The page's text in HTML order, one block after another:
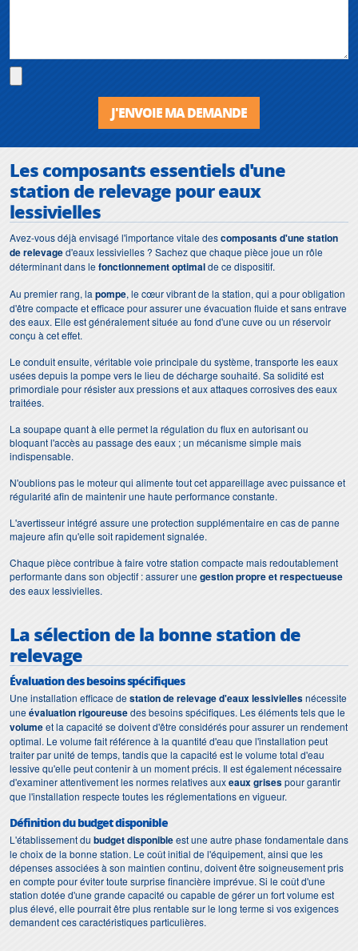
J'ENVOIE MA DEMANDE
Les composants essentiels d'une
station de relevage pour eaux
lessivielles
Avez-vous déjà envisagé l'importance vitale descomposants d'une station
de relevaged'eaux lessivielles ? Sachez que chaque pièce joue un rôle
déterminant dans lefonctionnement optimalde ce dispositif.
Au premier rang, la pompe, le cœur vibrant de la station, qui a pour obligation
d'être compacte et efficace pour assurer une évacuation fluide et sans entrave
des eaux. Elle est généralement située au fond d'une cuve ou un réservoir
conçu à cet effet.
Le conduit ensuite, véritable voie principale du système, transporte les eaux
usées depuis la pompe vers le lieu de décharge souhaité. Sa solidité est
primordiale pour résister aux pressions et aux attaques corrosives des eaux
traitées.
La soupape quant à elle permet la régulation du flux en autorisant ou
bloquant l'accès au passage des eaux ; un mécanisme simple mais
indispensable.
N'oublions pas le moteur qui alimente tout cet appareillage avec puissance et
régularité afin de maintenir une haute performance constante.
L'avertisseur intégré assure une protection supplémentaire en cas de panne
majeure afin qu'elle soit rapidement signalée.
Chaque pièce contribue à faire votre station compacte mais redoutablement
performante dans son objectif : assurer unegestion propre et respectueuse
des eaux lessivielles.
La sélection de la bonne station de
relevage
Évaluation des besoins spécifiques
Une installation efficace destation de relevage d'eaux lessiviellesnécessite
uneévaluation rigoureusedes besoins spécifiques. Les éléments tels que le
volumeet la capacité se doivent d'être considérés pour assurer un rendement
optimal. Le volume fait référence à la quantité d'eau que l'installation peut
traiter par unité de temps, tandis que la capacité est le volume total d'eau
lessive qu'elle peut contenir à un moment précis. Il est également nécessaire
d'examiner attentivement les normes relatives auxeaux grisespour garantir
que l'installation respecte toutes les réglementations en vigueur.
Définition du budget disponible
L'établissement du budget disponibleest une autre phase fondamentale dans
le choix de la bonne station. Le coût initial de l'équipement, ainsi que les
dépenses associées à son maintien continu, doivent être soigneusement pris
en compte pour éviter toute surprise financière imprévue. Si le coût d'une
station dotée d'une grande capacité ou capable de gérer un fort volume est
plus élevé, elle pourrait être plus rentable sur le long terme si vos exigences
demandent ces caractéristiques particulières.